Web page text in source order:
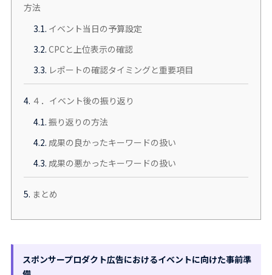
方法
3.1. イベント当日の予算設定
3.2. CPCと上位表示の確認
3.3. レポートの確認タイミングと重要項目
4. ４．イベント後の振り返り
4.1. 振り返りの方法
4.2. 成果の良かったキーワードの扱い
4.3. 成果の悪かったキーワードの扱い
5. まとめ
スポンサープロダクト広告におけるイベントに向けた事前準